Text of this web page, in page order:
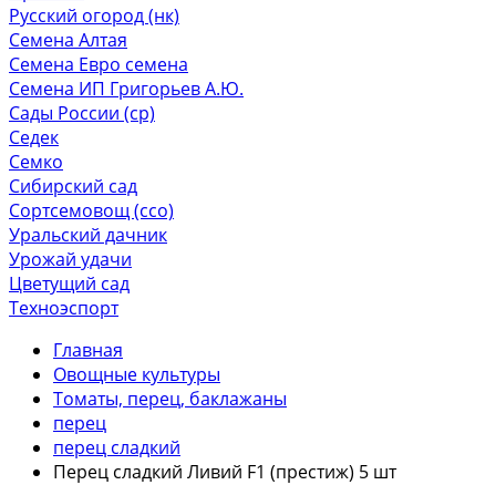
Русский огород (нк)
Семена Алтая
Семена Евро семена
Семена ИП Григорьев А.Ю.
Сады России (ср)
Седек
Семко
Сибирский сад
Сортсемовощ (ссо)
Уральский дачник
Урожай удачи
Цветущий сад
Техноэспорт
Главная
Овощные культуры
Томаты, перец, баклажаны
перец
перец сладкий
Перец сладкий Ливий F1 (престиж) 5 шт